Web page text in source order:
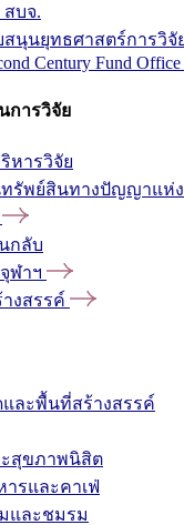
บจ.
นุนยุทธศาสตร์การวิจั
Century Fund
การวิจัย
หารวิจัย
รัพย์สินทางปัญญาแห่
กลับ
ฬาฯ
งสรรค์
ละพื้นที่สร้างสรรค์
สุขภาพนิสิต
ารและคาเฟ่
และชมรม